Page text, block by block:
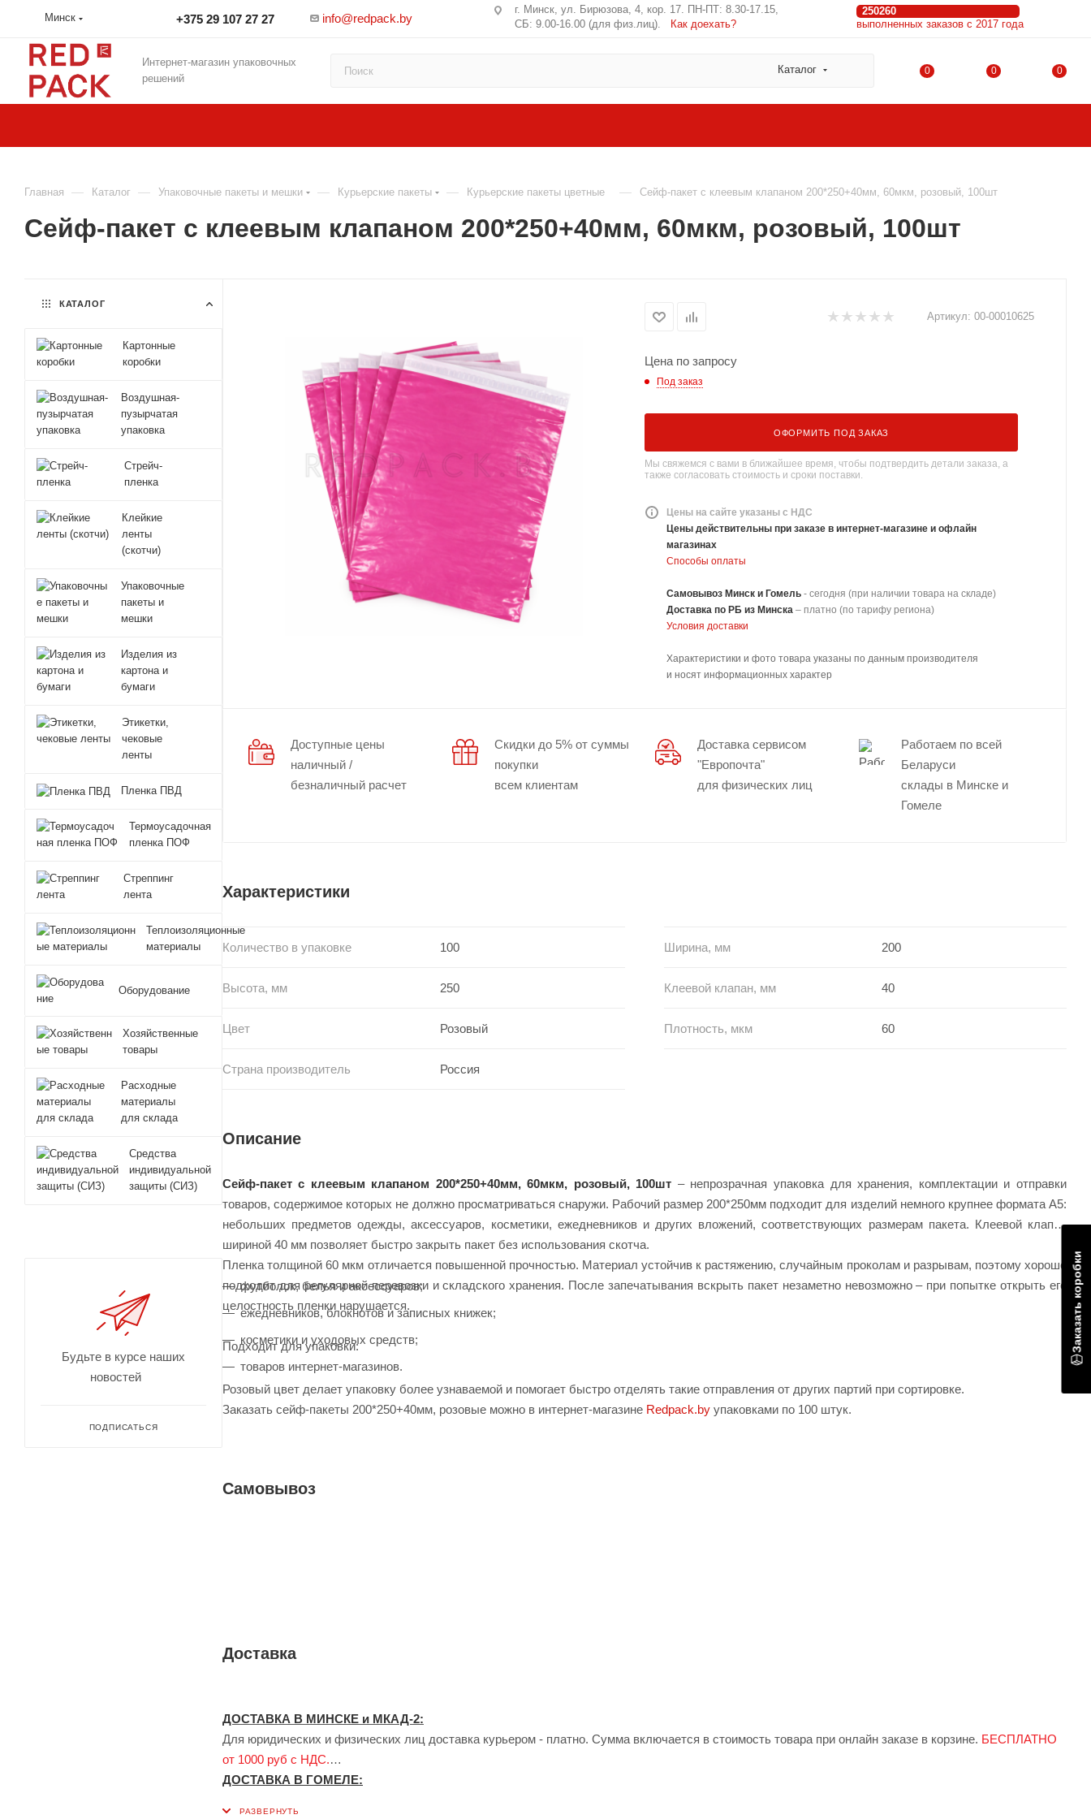
Минск +375 29 107 27 27 info@redpack.by
г. Минск, ул. Бирюзова, 4, кор. 17. ПН-ПТ: 8.30-17.15,
СБ: 9.00-16.00 (для физ.лиц). Как доехать?
250260
выполненных заказов с 2017 года
Интернет-магазин упаковочных
решений
Каталог 0 0 0
Главная — Каталог — Упаковочные пакеты и мешки — Курьерские пакеты — Курьерские пакеты цветные — Сейф-пакет с клеевым клапаном 200*250+40мм, 60мкм, розовый, 100шт
Сейф-пакет с клеевым клапаном 200*250+40мм, 60мкм, розовый, 100шт
Артикул: 00-00010625
Цена по запросу
Под заказ
ОФОРМИТЬ ПОД ЗАКАЗ
Мы свяжемся с вами в ближайшее время, чтобы подтвердить детали заказа, а
также согласовать стоимость и сроки поставки.
Цены на сайте указаны с НДС
Цены действительны при заказе в интернет-магазине и офлайн
магазинах
Способы оплаты
Самовывоз Минск и Гомель - сегодня (при наличии товара на складе)
Доставка по РБ из Минска – платно (по тарифу региона)
Условия доставки
Характеристики и фото товара указаны по данным производителя
и носят информационных характер
Доступные цены
наличный /
безналичный расчет
Скидки до 5% от суммы
покупки
всем клиентам
Доставка сервисом
"Европочта"
для физических лиц
Работаем по всей
Беларуси
склады в Минске и
Гомеле
Характеристики
Количество в упаковке 100 Ширина, мм 200
Высота, мм 250 Клеевой клапан, мм 40
Цвет Розовый Плотность, мкм 60
Страна производитель Россия
Описание
Сейф-пакет с клеевым клапаном 200*250+40мм, 60мкм, розовый, 100шт – непрозрачная упаковка для хранения, комплектации и отправки
товаров, содержимое которых не должно просматриваться снаружи. Рабочий размер 200*250мм подходит для изделий немного крупнее формата А5:
небольших предметов одежды, аксессуаров, косметики, ежедневников и других вложений, соответствующих размерам пакета. Клеевой клапан
шириной 40 мм позволяет быстро закрыть пакет без использования скотча.
Пленка толщиной 60 мкм отличается повышенной прочностью. Материал устойчив к растяжению, случайным проколам и разрывам, поэтому хорошо
подходит для регулярной перевозки и складского хранения. После запечатывания вскрыть пакет незаметно невозможно – при попытке открыть его
целостность пленки нарушается.
Подходит для упаковки:
футболок, белья и аксессуаров;
ежедневников, блокнотов и записных книжек;
косметики и уходовых средств;
товаров интернет-магазинов.
Розовый цвет делает упаковку более узнаваемой и помогает быстро отделять такие отправления от других партий при сортировке.
Заказать сейф-пакеты 200*250+40мм, розовые можно в интернет-магазине Redpack.by упаковками по 100 штук.
Самовывоз
Доставка
ДОСТАВКА В МИНСКЕ и МКАД-2:
Для юридических и физических лиц доставка курьером - платно. Сумма включается в стоимость товара при онлайн заказе в корзине. БЕСПЛАТНО
от 1000 руб с НДС.
ДОСТАВКА В ГОМЕЛЕ:
КАТАЛОГ
Картонные
коробки
Воздушная-
пузырчатая
упаковка
Стрейч-
пленка
Клейкие
ленты
(скотчи)
Упаковочные
пакеты и
мешки
Изделия из
картона и
бумаги
Этикетки,
чековые
ленты
Пленка ПВД
Термоусадочная
пленка ПОФ
Стреппинг
лента
Теплоизоляционные
материалы
Оборудование
Хозяйственные
товары
Расходные
материалы
для склада
Средства
индивидуальной
защиты (СИЗ)
Будьте в курсе наших
новостей
ПОДПИСАТЬСЯ
Заказать коробки